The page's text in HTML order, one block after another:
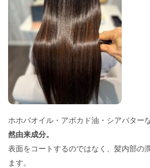
ホホバオイル・アボカド油・シアバターな
然由来成分。
表面をコートするのではなく、髪内部の
ます。